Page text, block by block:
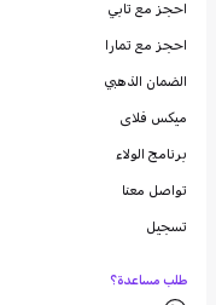
احجز مع تابي
احجز مع تمارا
الضمان الذهبي
ميكس فلاى
برنامج الولاء
تواصل معنا
تسجيل
طلب مساعدة؟